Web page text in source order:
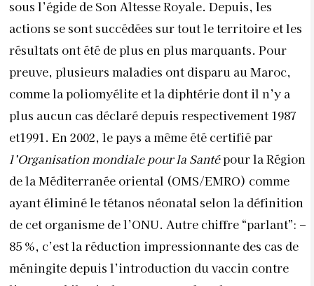
sous l’égide de Son Altesse Royale. Depuis, les
actions se sont succédées sur tout le territoire et les
résultats ont été de plus en plus marquants. Pour
preuve, plusieurs maladies ont disparu au Maroc,
comme la poliomyélite et la diphtérie dont il n’y a
plus aucun cas déclaré depuis respectivement 1987
et1991. En 2002, le pays a même été certifié par
l’Organisation mondiale pour la Santépour la Région
de la Méditerranée oriental (OMS/EMRO) comme
ayant éliminé le tétanos néonatal selon la définition
de cet organisme de l’ONU. Autre chiffre “parlant”: –
85 %, c’est la réduction impressionnante des cas de
méningite depuis l’introduction du vaccin contre